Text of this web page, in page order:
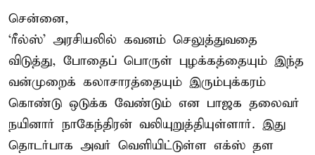
சென்னை,
‘ரீல்ஸ்’ அரசியலில் கவனம் செலுத்துவதை
விடுத்து, போதைப் பொருள் புழக்கத்தையும் இந்த
வன்முறைக் கலாசாரத்தையும் இரும்புக்கரம்
கொண்டு ஒடுக்க வேண்டும் என பாஜக தலைவர்
நயினார் நாகேந்திரன் வலியுறுத்தியுள்ளார். இது
தொடர்பாக அவர் வெளியிட்டுள்ள எக்ஸ் தள